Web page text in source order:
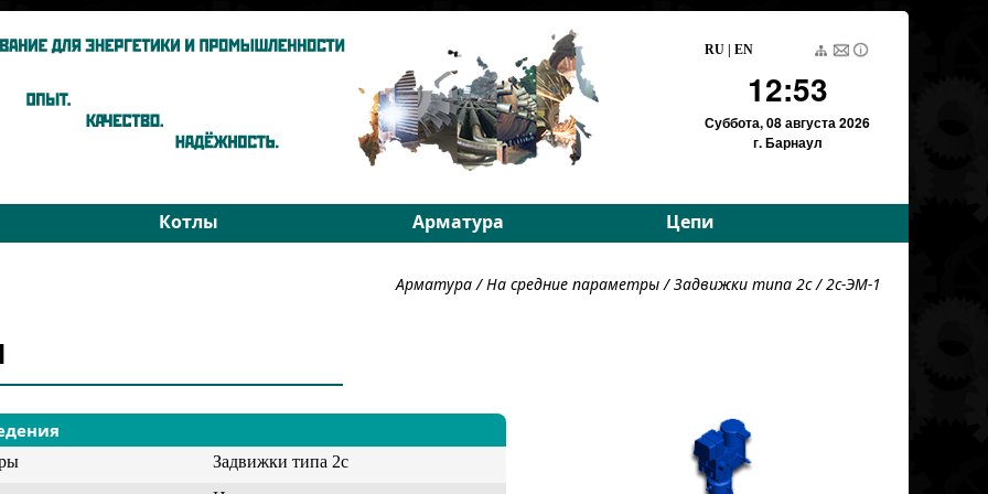
RU EN
12:53
Суббота,08 августа 2026
г. Барнаул
Котлы Арматура Цепи
На высокие параметры
Тяговые пластинчатые
(Германия)
Грузовые пластинчатые
Для энергетики
Арматура/На средние параметры/Задвижки типа 2с/ 2с-ЭМ-1
Задвижки типа 2с